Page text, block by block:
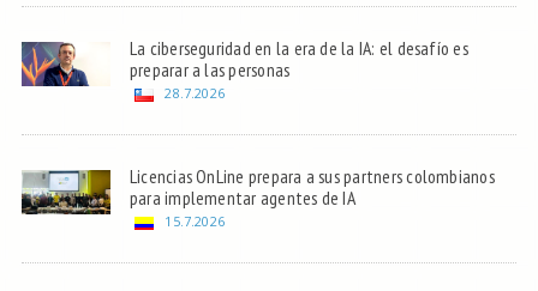
La ciberseguridad en la era de la IA: el desafío es
preparar a las personas
28.7.2026
Licencias OnLine prepara a sus partners colombianos
para implementar agentes de IA
15.7.2026